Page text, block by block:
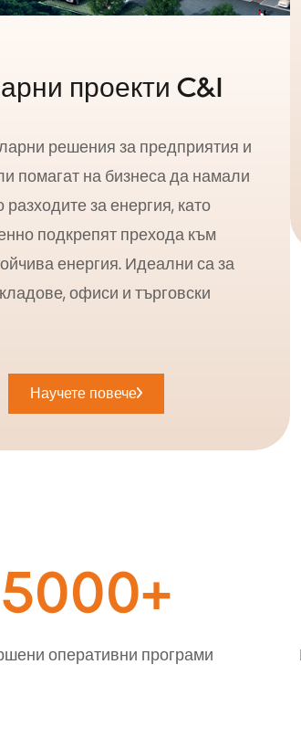
stale
проекти C&I
решения за предприятия и
помагат на бизнеса да намали
разходите за енергия, като
подкрепят прехода към
енергия. Идеални са за
офиси и търговски
Научете повече
5000+
оперативни програми